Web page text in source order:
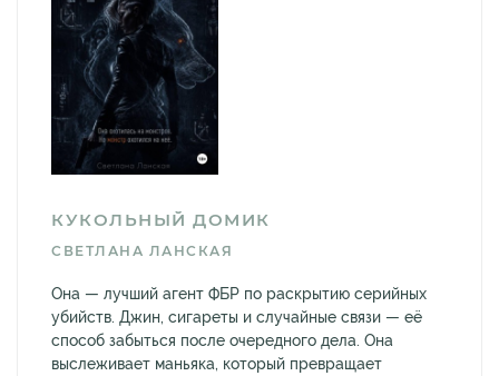
КУКОЛЬНЫЙ ДОМИК
СВЕТЛАНА ЛАНСКАЯ
Она — лучший агент ФБР по раскрытию серийных
убийств. Джин, сигареты и случайные связи — её
способ забыться после очередного дела. Она
выслеживает маньяка, который превращает